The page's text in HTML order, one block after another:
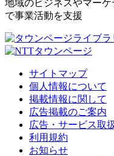
地域のビジネスやマー
で事業活動を支援
サイトマップ
個人情報について
掲載情報に関して
広告掲載のご案内
広告・サービス取
利用規約
お知らせ